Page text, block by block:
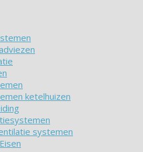
ketelhuizen
systemen